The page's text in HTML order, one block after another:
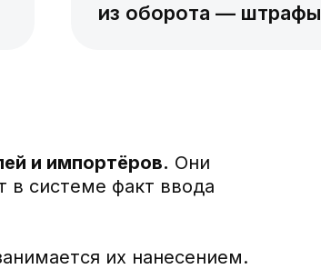
и импортёров. Они
в системе факт ввода
их нанесением.
из оборота — штрафы